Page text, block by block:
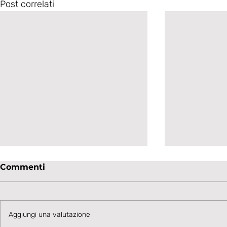
Post correlati
Commenti
Aggiungi una valutazione